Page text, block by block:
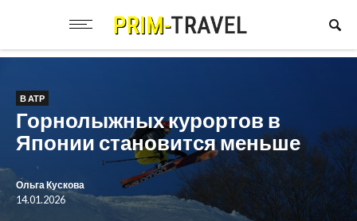
В АТР
Горнолыжных курортов в
Японии становится меньше
Ольга Кускова
14.01.2026